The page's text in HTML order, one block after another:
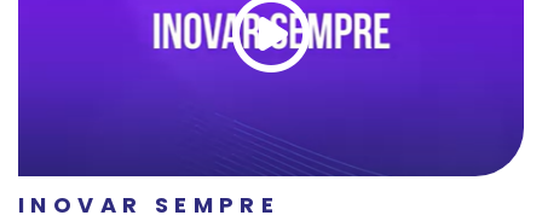
INOVAR SEMPRE